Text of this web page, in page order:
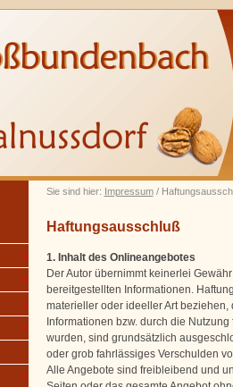
Sie sind hier: Impressum/
Haftungsausschluß
1. Inhalt des Onlineangebotes
Der Autor übernimmt keinerlei
bereitgestellten Informationen.
materieller oder ideeller Art
Informationen bzw. durch die
wurden, sind grundsätzlich
oder grob fahrlässiges Verschulden
Alle Angebote sind freibleibend und